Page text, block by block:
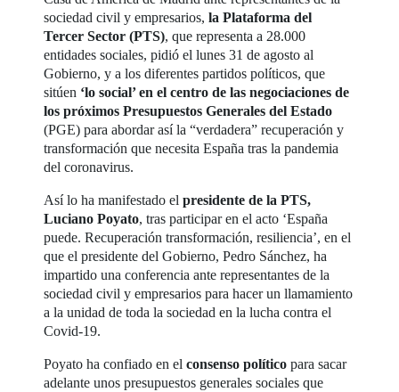
sociedad civil y empresarios, la Plataforma del
Tercer Sector (PTS), que representa a 28.000
entidades sociales, pidió el lunes 31 de agosto al
Gobierno, y a los diferentes partidos políticos, que
sitúen ‘lo social’ en el centro de las negociaciones de
los próximos Presupuestos Generales del Estado
(PGE) para abordar así la “verdadera” recuperación y
transformación que necesita España tras la pandemia
del coronavirus.
Así lo ha manifestado el presidente de la PTS,
Luciano Poyato, tras participar en el acto ‘España
puede. Recuperación transformación, resiliencia’, en el
que el presidente del Gobierno, Pedro Sánchez, ha
impartido una conferencia ante representantes de la
sociedad civil y empresarios para hacer un llamamiento
a la unidad de toda la sociedad en la lucha contra el
Covid-19.
Poyato ha confiado en elconsenso políticopara sacar
adelante unos presupuestos generales sociales que